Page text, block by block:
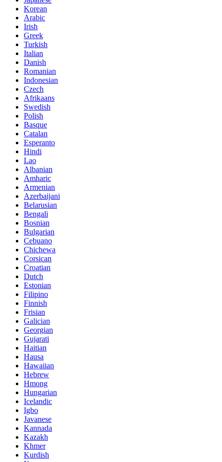
Korean
Arabic
Irish
Greek
Turkish
Italian
Danish
Romanian
Indonesian
Czech
Afrikaans
Swedish
Polish
Basque
Catalan
Esperanto
Hindi
Lao
Albanian
Amharic
Armenian
Azerbaijani
Belarusian
Bengali
Bosnian
Bulgarian
Cebuano
Chichewa
Corsican
Croatian
Dutch
Estonian
Filipino
Finnish
Frisian
Galician
Georgian
Gujarati
Haitian
Hausa
Hawaiian
Hebrew
Hmong
Hungarian
Icelandic
Igbo
Javanese
Kannada
Kazakh
Khmer
Kurdish